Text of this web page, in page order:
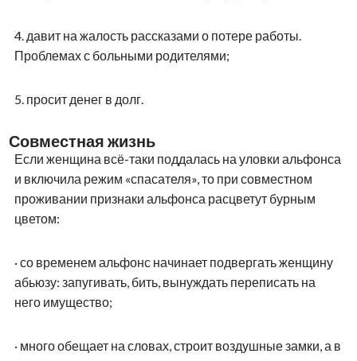
4. давит на жалость рассказами о потере работы.
Проблемах с больными родителями;
5. просит денег в долг.
Совместная жизнь
Если женщина всё-таки поддалась на уловки альфонса
и включила режим «спасателя», то при совместном
проживании признаки альфонса расцветут бурным
цветом:
·со временем альфонс начинает подвергать женщину
абьюзу: запугивать, бить, вынуждать переписать на
него имущество;
· много обещает на словах, строит воздушные замки, а в